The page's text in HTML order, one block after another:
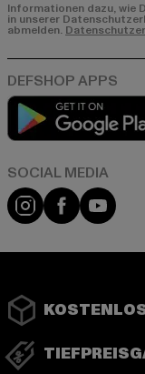
Informationen dazu, wie
in unserer
abmelden.
Instagram
Facebook